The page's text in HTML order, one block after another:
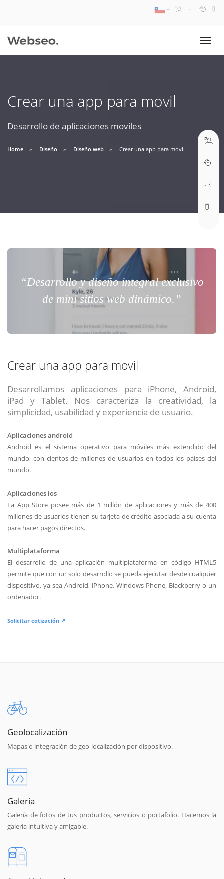
Crear una app para movil
Desarrollo de aplicaciones moviles
Home Diseño Diseño web Crear una app para movil
“Desarrollo y diseño integral exclusivo
de mini sitios web dinámico.”
Crear una app para movil
Desarrollamos aplicaciones para iPhone, Android,
iPad y Tablet. Nos caracteriza la creatividad, la
simplicidad, usabilidad y experiencia de usuario.
Aplicaciones android
Android es el sistema operativo para móviles más extendido del
mundo, con cientos de millones de usuarios en todos los países del
mundo.
Aplicaciones ios
La App Store posee más de 1 millón de aplicaciones y más de 400
millones de usuarios tienen su tarjeta de crédito asociada a su cuenta
para hacer pagos directos.
Multiplataforma
El desarrollo de una aplicación multiplataforma en código HTML5
permite que con un solo desarrollo se pueda ejecutar desde cualquier
dispositivo, ya sea Android, iPhone, Windows Phone, Blackberry o un
ordenador.
Solicitar cotización ↗
Geolocalización
Mapas o integración de geo-localización por dispositivo.
Galería
Galería de fotos de tus productos, servicios o portafolio. Hacemos la
galería intuitiva y amigable.
09:30 AM A 18:30 PM
soporte@webseo.cl